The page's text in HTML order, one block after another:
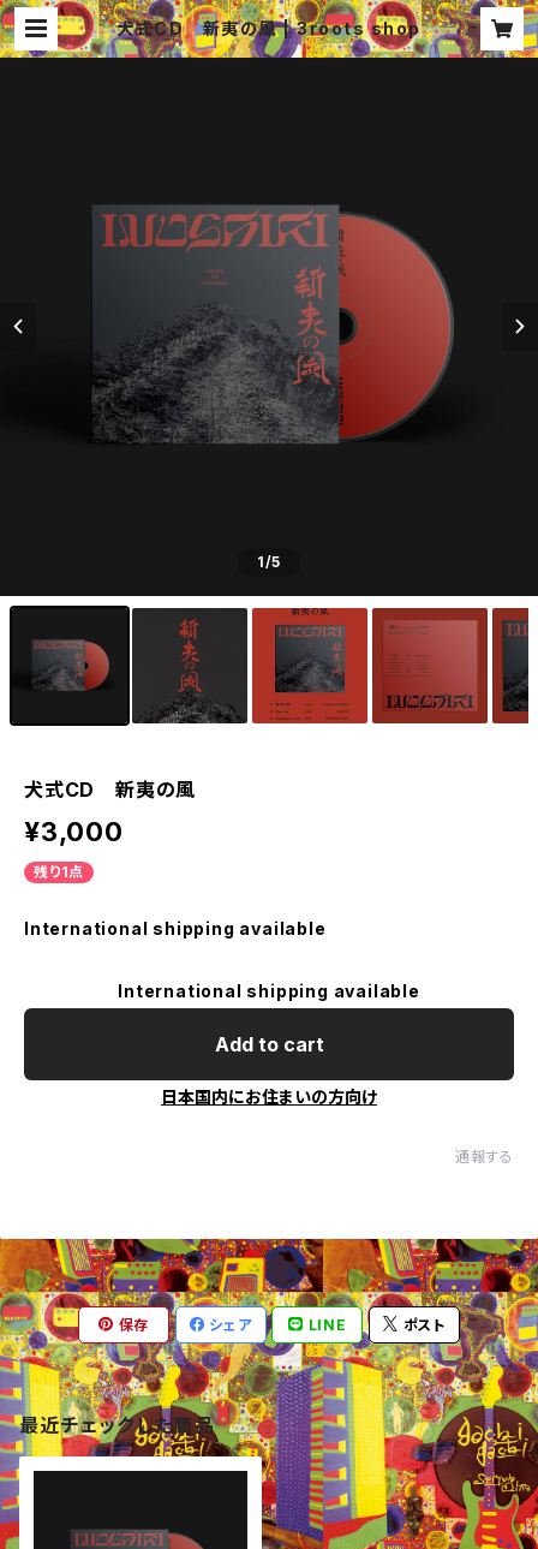
犬式CD 新夷の風 | 3roots shop
1/5
犬式CD 新夷の風
¥3,000
残り1点
International shipping available
International shipping available
Add to cart
日本国内にお住まいの方向け
通報する
保存 シェア LINE ポスト
最近チェックした商品